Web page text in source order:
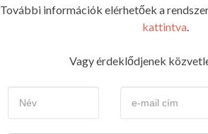
További információk elérhetőek a
kattintva.
Vagy érdeklődjenek